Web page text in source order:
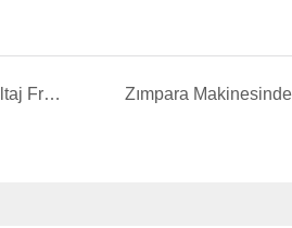
Bant Konveyöründe FGI FD5000 Yüksek Voltaj Frekans İnvertör Uygulaması